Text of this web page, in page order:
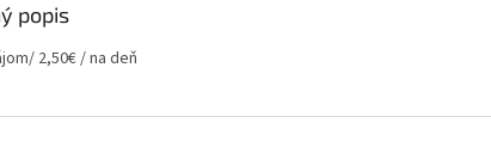
popis
2,50€ / na deň